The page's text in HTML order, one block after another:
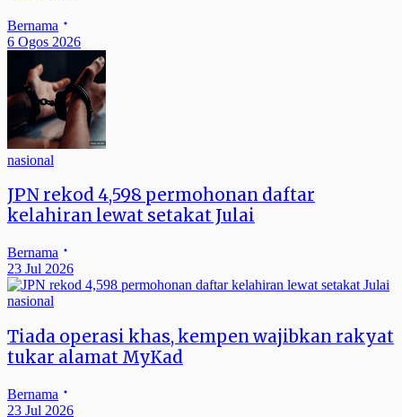
Bernama
6 Ogos 2026
nasional
JPN rekod 4,598 permohonan daftar
kelahiran lewat setakat Julai
Bernama
23 Jul 2026
nasional
Tiada operasi khas, kempen wajibkan rakyat
tukar alamat MyKad
Bernama
23 Jul 2026